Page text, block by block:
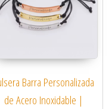
Barra Personalizada
de Acero Inoxidable |